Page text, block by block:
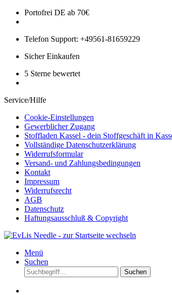
Portofrei DE ab 70€
Telefon Support: +49561-81659229
Sicher Einkaufen
5 Sterne bewertet
Service/Hilfe
Cookie-Einstellungen
Gewerblicher Zugang
Stoffladen Kassel - dein Stoffgeschäft in
Vollständige Datenschutzerklärung
Widerrufsformular
Versand- und Zahlungsbedingungen
Kontakt
Impressum
Widerrufsrecht
AGB
Datenschutz
Haftungsausschluß & Copyright
Menü
Suchen
Suchen